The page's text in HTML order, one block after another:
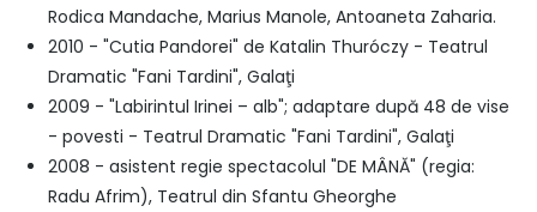
Rodica Mandache, Marius Manole, Antoaneta Zaharia.
2010 - "Cutia Pandorei" de Katalin Thuróczy - Teatrul
Dramatic "Fani Tardini", Galaţi
2009 - "Labirintul Irinei – alb"; adaptare după 48 de vise
- povesti - Teatrul Dramatic "Fani Tardini", Galaţi
2008 - asistent regie spectacolul "DE MÂNĂ" (regia:
Radu Afrim), Teatrul din Sfantu Gheorghe